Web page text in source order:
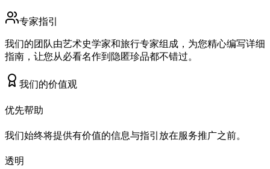
专家指引
我们的团队由艺术史学家和旅行专家组成，为您精心编写详细
指南，让您从必看名作到隐匿珍品都不错过。
我们的价值观
优先帮助
我们始终将提供有价值的信息与指引放在服务推广之前。
透明